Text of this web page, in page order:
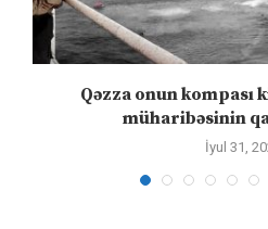
Qəzza onun kompası
müharibəsinin
İyul 31,